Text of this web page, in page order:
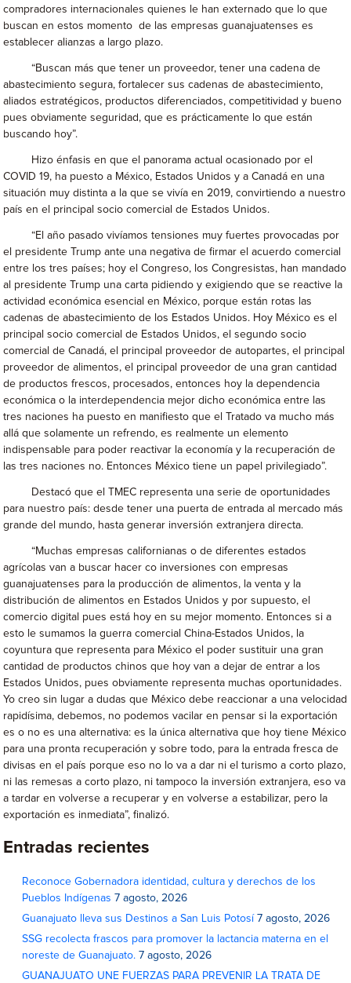
compradores internacionales quienes le han externado que lo que
buscan en estos momento de las empresas guanajuatenses es
establecer alianzas a largo plazo.
“Buscan más que tener un proveedor, tener una cadena de
abastecimiento segura, fortalecer sus cadenas de abastecimiento,
aliados estratégicos, productos diferenciados, competitividad y bueno
pues obviamente seguridad, que es prácticamente lo que están
buscando hoy”.
Hizo énfasis en que el panorama actual ocasionado por el
COVID 19, ha puesto a México, Estados Unidos y a Canadá en una
situación muy distinta a la que se vivía en 2019, convirtiendo a nuestro
país en el principal socio comercial de Estados Unidos.
“El año pasado vivíamos tensiones muy fuertes provocadas por
el presidente Trump ante una negativa de firmar el acuerdo comercial
entre los tres países; hoy el Congreso, los Congresistas, han mandado
al presidente Trump una carta pidiendo y exigiendo que se reactive la
actividad económica esencial en México, porque están rotas las
cadenas de abastecimiento de los Estados Unidos. Hoy México es el
principal socio comercial de Estados Unidos, el segundo socio
comercial de Canadá, el principal proveedor de autopartes, el principal
proveedor de alimentos, el principal proveedor de una gran cantidad
de productos frescos, procesados, entonces hoy la dependencia
económica o la interdependencia mejor dicho económica entre las
tres naciones ha puesto en manifiesto que el Tratado va mucho más
allá que solamente un refrendo, es realmente un elemento
indispensable para poder reactivar la economía y la recuperación de
las tres naciones no. Entonces México tiene un papel privilegiado”.
Destacó que el TMEC representa una serie de oportunidades
para nuestro país: desde tener una puerta de entrada al mercado más
grande del mundo, hasta generar inversión extranjera directa.
“Muchas empresas californianas o de diferentes estados
agrícolas van a buscar hacer co inversiones con empresas
guanajuatenses para la producción de alimentos, la venta y la
distribución de alimentos en Estados Unidos y por supuesto, el
comercio digital pues está hoy en su mejor momento. Entonces si a
esto le sumamos la guerra comercial China-Estados Unidos, la
coyuntura que representa para México el poder sustituir una gran
cantidad de productos chinos que hoy van a dejar de entrar a los
Estados Unidos, pues obviamente representa muchas oportunidades.
Yo creo sin lugar a dudas que México debe reaccionar a una velocidad
rapidísima, debemos, no podemos vacilar en pensar si la exportación
es o no es una alternativa: es la única alternativa que hoy tiene México
para una pronta recuperación y sobre todo, para la entrada fresca de
divisas en el país porque eso no lo va a dar ni el turismo a corto plazo,
ni las remesas a corto plazo, ni tampoco la inversión extranjera, eso va
a tardar en volverse a recuperar y en volverse a estabilizar, pero la
exportación es inmediata”, finalizó.
Entradas recientes
Reconoce Gobernadora identidad, cultura y derechos de los
Pueblos Indígenas 7 agosto, 2026
Guanajuato lleva sus Destinos a San Luis Potosí 7 agosto, 2026
SSG recolecta frascos para promover la lactancia materna en el
noreste de Guanajuato. 7 agosto, 2026
GUANAJUATO UNE FUERZAS PARA PREVENIR LA TRATA DE